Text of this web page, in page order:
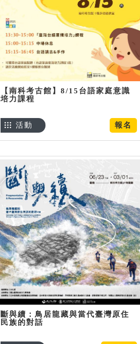
【南科考古館】8/15台語家庭意識
培力課程
報名
活動
斷與續：鳥居龍藏與當代臺灣原住
民族的對話